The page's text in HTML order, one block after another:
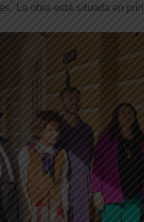
La obra está situada en